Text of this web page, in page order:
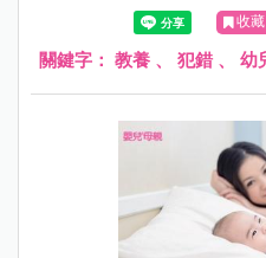
為合群的綿羊時，也因此出
收藏
關鍵字： 教養 、 犯錯、 幼